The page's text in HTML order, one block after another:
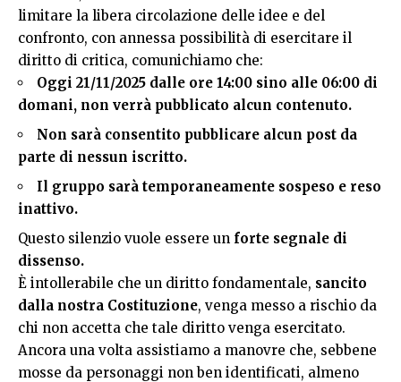
limitare la libera circolazione delle idee e del
confronto, con annessa possibilità di esercitare il
diritto di critica, comunichiamo che:
Oggi 21/11/2025 dalle ore 14:00 sino alle 06:00 di
domani, non verrà pubblicato alcun contenuto.
Non sarà consentito pubblicare alcun post da
parte di nessun iscritto.
Il gruppo sarà temporaneamente sospeso e reso
inattivo.
Questo silenzio vuole essere un forte segnale di
dissenso.
È intollerabile che un diritto fondamentale, sancito
dalla nostra Costituzione, venga messo a rischio da
chi non accetta che tale diritto venga esercitato.
Ancora una volta assistiamo a manovre che, sebbene
mosse da personaggi non ben identificati, almeno